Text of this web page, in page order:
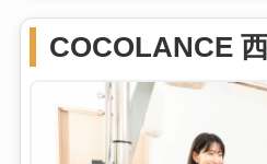
COCOLANCE